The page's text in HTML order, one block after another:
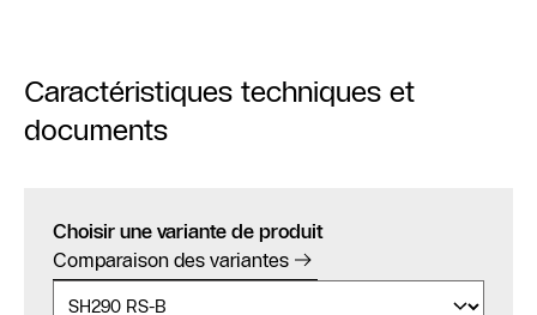
Caractéristiques techniques et
documents
Choisir une variante de produit
Comparaison des variantes